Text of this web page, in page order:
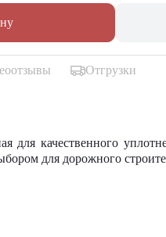
Отгрузки
для качественного
для дорожного